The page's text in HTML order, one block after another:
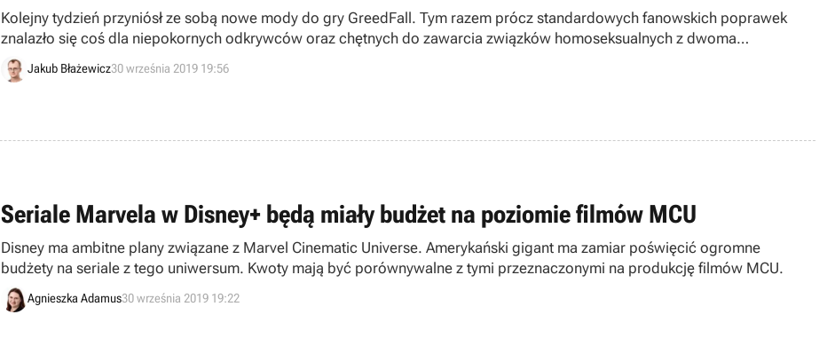
Kolejny tydzień przyniósł ze sobą nowe mody do gry GreedFall. Tym razem prócz standardowych fanowskich poprawek
znalazło się coś dla niepokornych odkrywców oraz chętnych do zawarcia związków homoseksualnych z dwoma
bohaterami.
Jakub Błażewicz30 września 2019 19:56
Seriale Marvela w Disney+ będą miały budżet na poziomie filmów MCU
Disney ma ambitne plany związane z Marvel Cinematic Universe. Amerykański gigant ma zamiar poświęcić ogromne
budżety na seriale z tego uniwersum. Kwoty mają być porównywalne z tymi przeznaczonymi na produkcję filmów MCU.
Agnieszka Adamus30 września 2019 19:22